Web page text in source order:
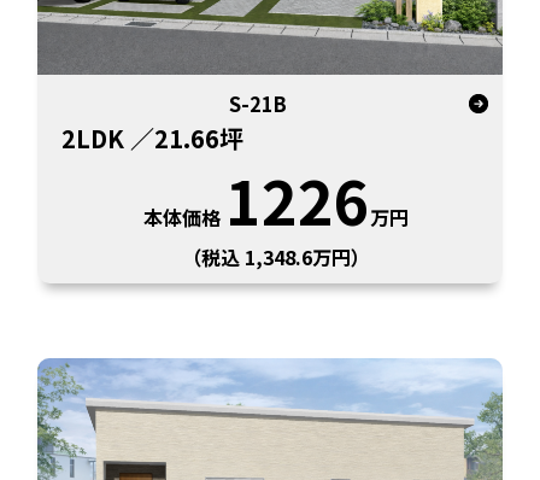
S-21B
2LDK ／21.66坪
本体価格 1226万円
（税込 1,348.6万円）